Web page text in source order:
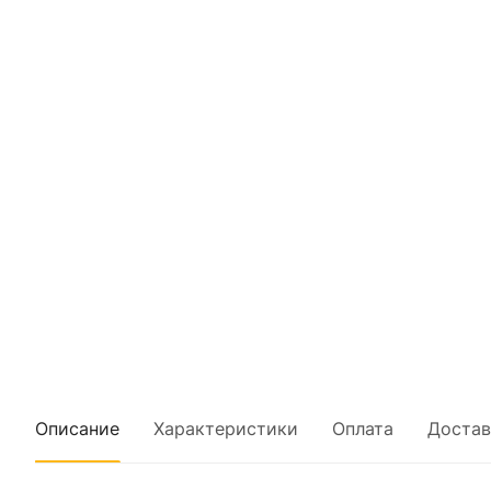
Описание Характеристики Оплата